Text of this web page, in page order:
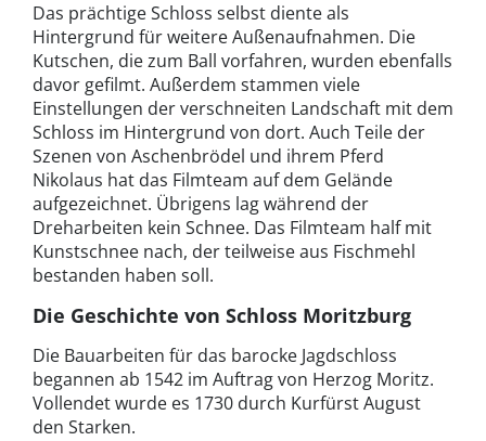
Das prächtige Schloss selbst diente als
Hintergrund für weitere Außenaufnahmen. Die
Kutschen, die zum Ball vorfahren, wurden ebenfalls
davor gefilmt. Außerdem stammen viele
Einstellungen der verschneiten Landschaft mit dem
Schloss im Hintergrund von dort. Auch Teile der
Szenen von Aschenbrödel und ihrem Pferd
Nikolaus hat das Filmteam auf dem Gelände
aufgezeichnet. Übrigens lag während der
Dreharbeiten kein Schnee. Das Filmteam half mit
Kunstschnee nach, der teilweise aus Fischmehl
bestanden haben soll.
Die Geschichte von Schloss Moritzburg
Die Bauarbeiten für das barocke Jagdschloss
begannen ab 1542 im Auftrag von Herzog Moritz.
Vollendet wurde es 1730 durch Kurfürst August
den Starken.